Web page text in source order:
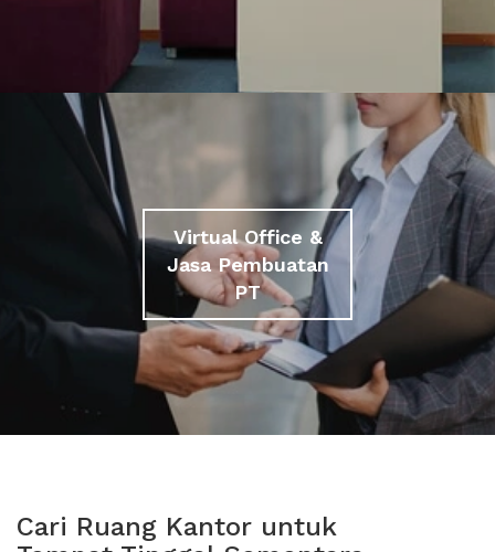
Virtual Office &
Jasa Pembuatan
PT
Cari Ruang Kantor untuk